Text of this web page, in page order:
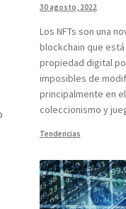
30 agosto, 2022
Los NFTs son una
blockchain que
propiedad digital
imposibles de
principalmente en
coleccionismo y
Tendencias